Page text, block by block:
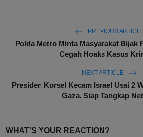
PREVIOUS
Polda Metro Minta Masyarakat Bijak
Cegah Hoaks Kasus
NEXT ARTICLE
Presiden Korsel Kecam Israel Usai 2
Gaza, Siap Tangkap
WHAT'S YOUR REACTION?